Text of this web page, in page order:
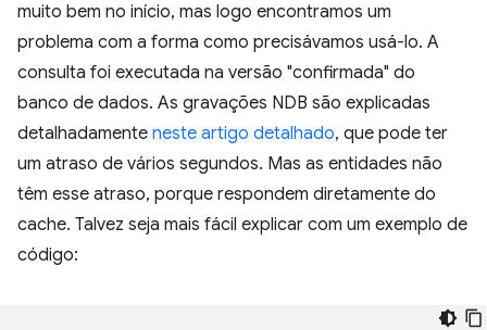
muito bem no início, mas logo encontramos um
problema com a forma como precisávamos usá-lo. A
consulta foi executada na versão "confirmada" do
banco de dados. As gravações NDB são explicadas
detalhadamente neste artigo detalhado, que pode ter
um atraso de vários segundos. Mas as entidades não
têm esse atraso, porque respondem diretamente do
cache. Talvez seja mais fácil explicar com um exemplo de
código: